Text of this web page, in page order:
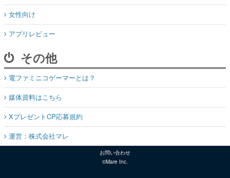
女性向け
アプリレビュー
その他
電ファミニコゲーマーとは？
媒体資料はこちら
XプレゼントCP応募規約
運営：株式会社マレ
お問い合わせ
©Mare Inc.